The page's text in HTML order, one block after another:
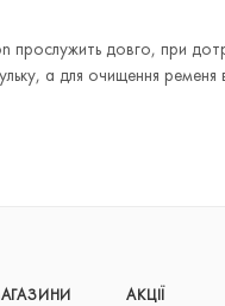
прослужить довго, при
а для очищення
АКЦІЇ